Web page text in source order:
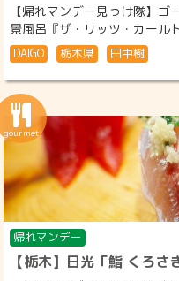
【帰れマンデー見っけ隊】
景風呂『ザ・リッツ・カール
DAIGO 栃木県 田中樹
帰れマンデー
【栃木】日光「鮨 くろさ